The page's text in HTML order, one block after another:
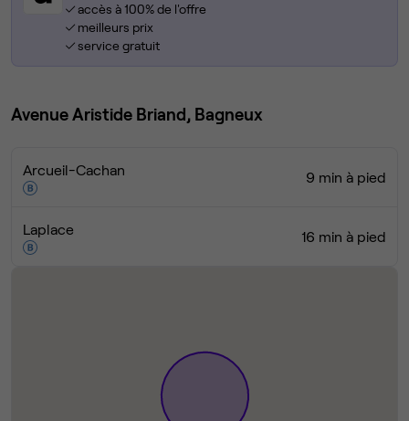
accès à 100% de l'offre
meilleurs prix
service gratuit
Avenue Aristide Briand, Bagneux
Arcueil-Cachan 9 min à pied
Laplace 16 min à pied